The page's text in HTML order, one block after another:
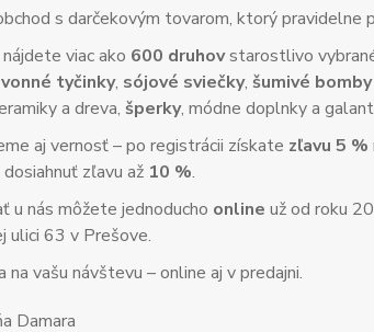
s darčekovým tovarom, ktorý pravidelne
viac ako 600 druhovstarostlivo
vonné tyčinky, sójové sviečky, šumivé
a dreva, šperky, módne doplnky a
aj vernosť – po registrácii získate zľavu 5 %
zľavu až 10 %.
u nás môžete jednoducho online už od roku
ulici 63 v Prešove.
na vašu návštevu – online aj v predajni.